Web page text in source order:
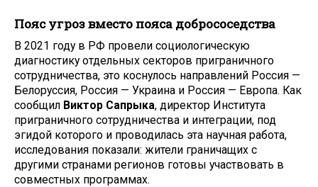
Пояс угроз вместо пояса добрососедства
В 2021 году в РФ провели социологическую
диагностику отдельных секторов приграничного
сотрудничества, это коснулось направлений Россия —
Белоруссия, Россия — Украина и Россия — Европа. Как
сообщил Виктор Сапрыка, директор Института
приграничного сотрудничества и интеграции, под
эгидой которого и проводилась эта научная работа,
исследования показали: жители граничащих с
другими странами регионов готовы участвовать в
совместных программах.